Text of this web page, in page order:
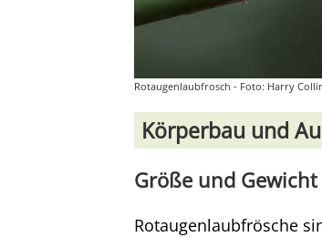
Rotaugenlaubfrosch - Foto: Harry
Körperbau und
Größe und Gewicht
Rotaugenlaubfrösche